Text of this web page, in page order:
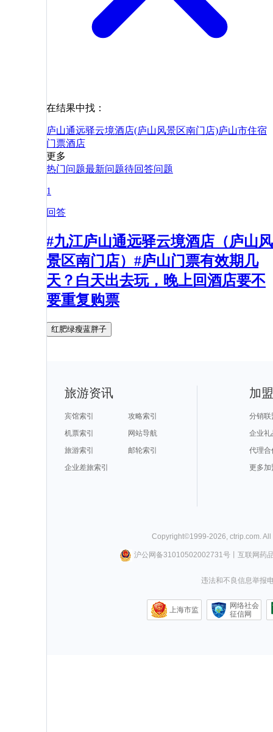
在结果中找：
庐山通远驿云境酒店(庐山风景区南门店)庐山市住宿
门票酒店
更多
热门问题最新问题待回答问题
1
回答
#九江庐山通远驿云境酒店（庐山风
景区南门店）#庐山门票有效期几
天？白天出去玩，晚上回酒店要不
要重复购票
红肥绿瘦蓝胖子
旅游资讯
宾馆索引
攻略索引
机票索引
网站导航
旅游索引
邮轮索引
企业差旅索引
加
分销联
企业礼
代理合
更多加
Copyright©1999-2026 ctrip.com .
沪公网备31010502002731号丨 互联网药
违法和不良信息举报
上海市监
网络社会
征信网